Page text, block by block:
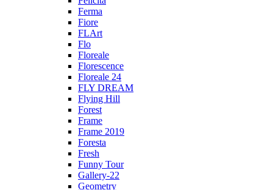
Ferma
Fiore
FLArt
Flo
Floreale
Florescence
Floreale 24
FLY DREAM
Flying Hill
Forest
Frame
Frame 2019
Foresta
Fresh
Funny Tour
Gallery-22
Geometry